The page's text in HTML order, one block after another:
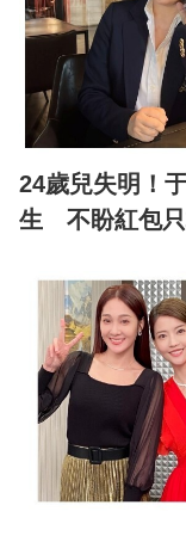
24歲兒失明！
生 不盼紅包只